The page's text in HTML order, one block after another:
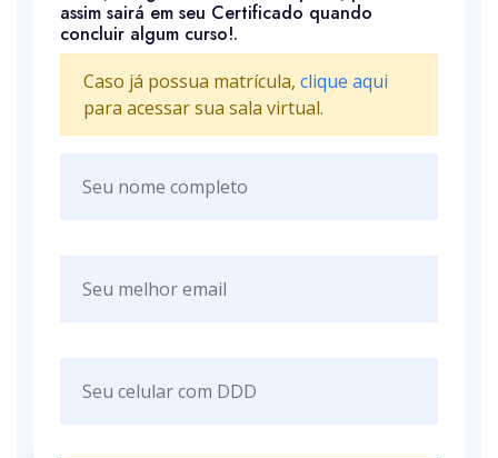
assim sairá em seu Certificado quando
concluir algum curso!.
Caso já possua matrícula, clique aqui
para acessar sua sala virtual.